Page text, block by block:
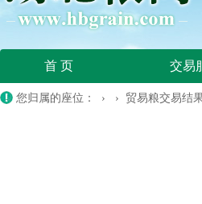
首 页 交易
您归属的座位： › › 贸易粮交易结